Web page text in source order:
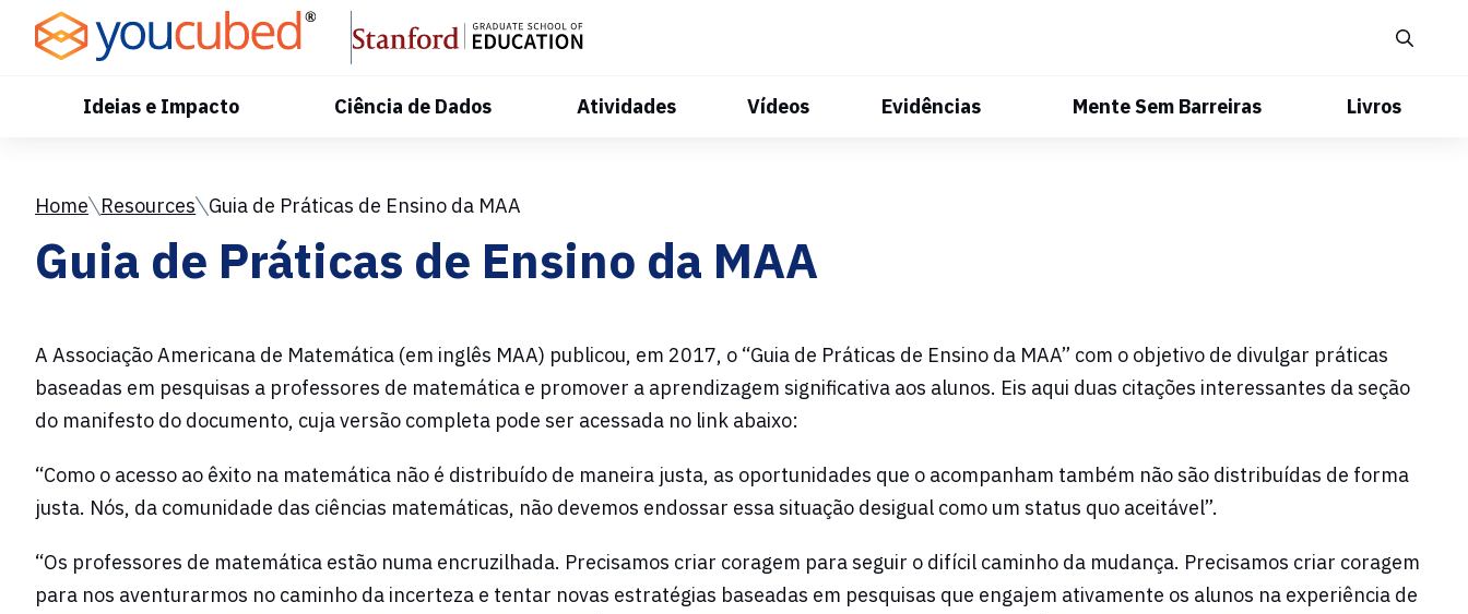
Content
Ideias e Impacto Ciência de Dados Atividades Vídeos Evidências Mente Sem Barreiras Livros
Home Resources Guia de Práticas de Ensino da MAA
Guia de Práticas de Ensino da MAA
A Associação Americana de Matemática (em inglês MAA) publicou, em 2017, o “Guia de Práticas de Ensino da MAA” com o objetivo de divulgar práticas
baseadas em pesquisas a professores de matemática e promover a aprendizagem significativa aos alunos. Eis aqui duas citações interessantes da seção
do manifesto do documento, cuja versão completa pode ser acessada no link abaixo:
“Como o acesso ao êxito na matemática não é distribuído de maneira justa, as oportunidades que o acompanham também não são distribuídas de forma
justa. Nós, da comunidade das ciências matemáticas, não devemos endossar essa situação desigual como um status quo aceitável”.
“Os professores de matemática estão numa encruzilhada. Precisamos criar coragem para seguir o difícil caminho da mudança. Precisamos criar coragem
para nos aventurarmos no caminho da incerteza e tentar novas estratégias baseadas em pesquisas que engajem ativamente os alunos na experiência de